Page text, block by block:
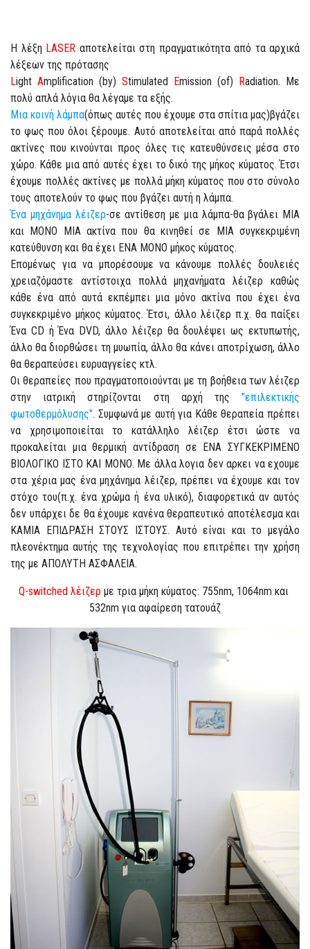
H λέξη LASER αποτελείται στη πραγματικότητα από τα αρχικά
λέξεων της πρότασης
Light Amplification (by) Stimulated Emission (of) Radiation. Με
πολύ απλά λόγια θα λέγαμε τα εξής.
Μια κοινή λάμπα(όπως αυτές που έχουμε στα σπίτια μας)βγάζει
το φως που όλοι ξέρουμε. Αυτό αποτελείται από παρά πολλές
ακτίνες που κινούνται προς όλες τις κατευθύνσεις μέσα στο
χώρο. Κάθε μια από αυτές έχει το δικό της μήκος κύματος. Έτσι
έχουμε πολλές ακτίνες με πολλά μήκη κύματος που στο σύνολο
τους αποτελούν το φως που βγάζει αυτή η λάμπα.
Ένα μηχάνημα λέιζερ-σε αντίθεση με μια λάμπα-θα βγάλει ΜΙΑ
και ΜΟΝΟ ΜΙΑ ακτίνα που θα κινηθεί σε ΜΙΑ συγκεκριμένη
κατεύθυνση και θα έχει ΕΝΑ ΜΟΝΟ μήκος κύματος.
Επομένως για να μπορέσουμε να κάνουμε πολλές δουλειές
χρειαζόμαστε αντίστοιχα πολλά μηχανήματα λέιζερ καθώς
κάθε ένα από αυτά εκπέμπει μια μόνο ακτίνα που έχει ένα
συγκεκριμένο μήκος κύματος. Έτσι, άλλο λέιζερ π.χ. θα παίξει
Ένα CD ή Ένα DVD, άλλο λέιζερ θα δουλέψει ως εκτυπωτής,
άλλο θα διορθώσει τη μυωπία, άλλο θα κάνει αποτρίχωση, άλλο
θα θεραπεύσει ευρυαγγείες κτλ.
Οι θεραπείες που πραγματοποιούνται με τη βοήθεια των λέιζερ
στην ιατρική στηρίζονται στη αρχή της "επιλεκτικής
φωτοθερμόλυσης". Συμφωνά με αυτή για Κάθε θεραπεία πρέπει
να χρησιμοποιείται το κατάλληλο λέιζερ έτσι ώστε να
προκαλείται μια θερμική αντίδραση σε ΕΝΑ ΣΥΓΚΕΚΡΙΜΕΝΟ
ΒΙΟΛΟΓΙΚΟ ΙΣΤΟ ΚΑΙ ΜΟΝΟ. Με άλλα λογια δεν αρκει να εχουμε
στα χέρια μας ένα μηχάνημα λέιζερ, πρέπει να έχουμε και τον
στόχο του(π.χ. ένα χρώμα ή ένα υλικό), διαφορετικά αν αυτός
δεν υπάρχει δε θα έχουμε κανένα θεραπευτικό αποτέλεσμα και
ΚΑΜΙΑ ΕΠΙΔΡΑΣΗ ΣΤΟΥΣ ΙΣΤΟΥΣ. Αυτό είναι και το μεγάλο
πλεονέκτημα αυτής της τεχνολογίας που επιτρέπει την χρήση
της με ΑΠΟΛΥΤΗ ΑΣΦΑΛΕΙΑ.
Q-switched λέιζερ με τρια μήκη κύματος: 755nm, 1064nm και
532nm για αφαίρεση τατουάζ